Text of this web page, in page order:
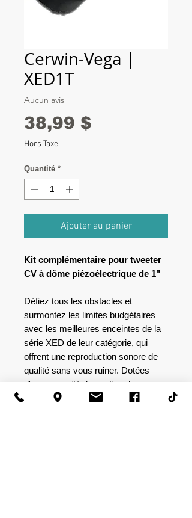
Cerwin-Vega |
XED1T
Aucun avis
38,99 $
Hors Taxe
Quantité *
Ajouter au panier
Kit complémentaire pour tweeter
CV à dôme piézoélectrique de 1"
Défiez tous les obstacles et
surmontez les limites budgétaires
avec les meilleures enceintes de la
série XED de leur catégorie, qui
offrent une reproduction sonore de
qualité sans vous ruiner. Dotées
d'une capacité de gestion de
puissance adaptée et de tweeters à